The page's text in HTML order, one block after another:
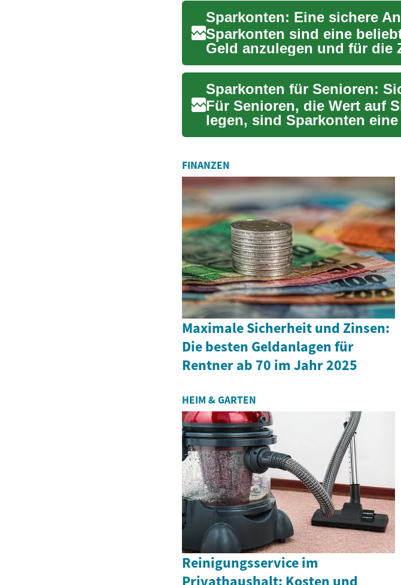
Sparkonten sind eine
Geld anzulegen und für die
Besonders für ...
Sparkonten für Senioren:
Für Senioren, die Wert auf
legen, sind Sparkonten
Beitrag er...
FINANZEN
Maximale Sicherheit und Zinsen:
Die besten Geldanlagen für
Rentner ab 70 im Jahr 2025
HEIM & GARTEN
Reinigungsservice im
Privathaushalt: Kosten und